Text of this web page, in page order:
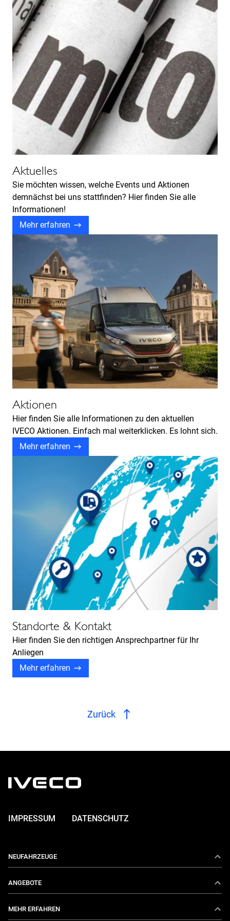
Aktuelles
Sie möchten wissen, welche Events und Aktionen
demnächst bei uns stattfinden? Hier finden Sie alle
Informationen!
Mehr erfahren
Aktionen
Hier finden Sie alle Informationen zu den aktuellen
IVECO Aktionen. Einfach mal weiterklicken. Es lohnt sich.​
Mehr erfahren
Standorte & Kontakt
Hier finden Sie den richtigen Ansprechpartner für Ihr
Anliegen
Mehr erfahren
Zurück
IMPRESSUM DATENSCHUTZ
NEUFAHRZEUGE
Daily
ANGEBOTE
Aktionen
MEHR ERFAHREN